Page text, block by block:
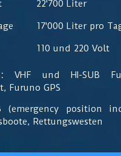
22'700 Liter
17'000 Liter pro
110 und 220 Volt
VHF und HI-SUB
Furuno GPS
(emergency position
Rettungswesten